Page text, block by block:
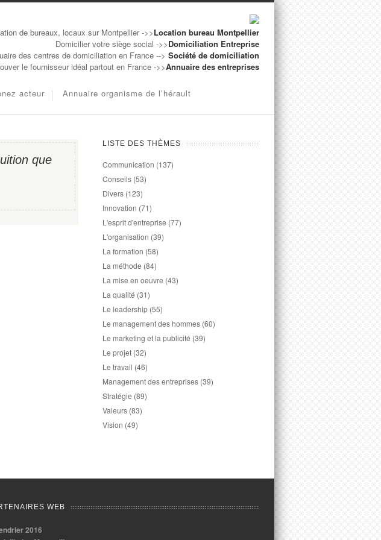
de bureaux, locaux sur Montpellier ->>Location bureau Montpellier
Domicilier votre siège social ->>Domiciliation Entreprise
des centres de domiciliation en France --> Société de domiciliation
le fournisseur idéal partout en France ->>Annuaire des entreprises
acteur Annuaire organisme de l’hérault
que
LISTE DES THÈMES
Communication (137)
Conseils (53)
Divers (123)
Innovation (71)
L'esprit d'entreprise (77)
L'organisation (39)
La formation (58)
La méthode (84)
La mise en oeuvre (43)
La qualité (31)
Le leadership (55)
Le management des hommes (60)
Le marketing et la publicité (39)
Le projet (32)
Le travail (46)
Management des entreprises (39)
Stratégie (89)
Valeurs (83)
Vision (49)
WEB
2016